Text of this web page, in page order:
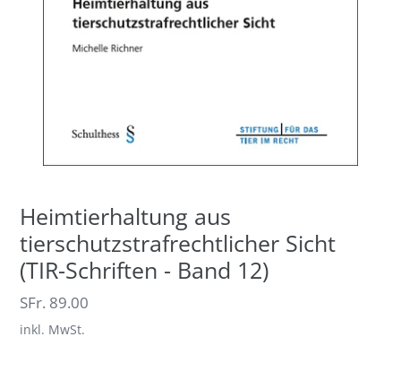
Heimtierhaltung aus
tierschutzstrafrechtlicher Sicht
(TIR-Schriften - Band 12)
Normaler
Preis
SFr. 89.00
inkl. MwSt.